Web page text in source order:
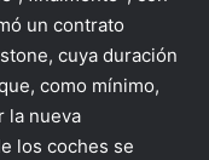
un contrato
cuya duración
como mínimo,
la nueva
los coches se